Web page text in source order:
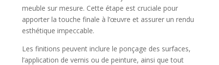
meuble sur mesure. Cette étape est cruciale pour
apporter la touche finale à l’œuvre et assurer un rendu
esthétique impeccable.
Les finitions peuvent inclure le ponçage des surfaces,
l’application de vernis ou de peinture, ainsi que tout